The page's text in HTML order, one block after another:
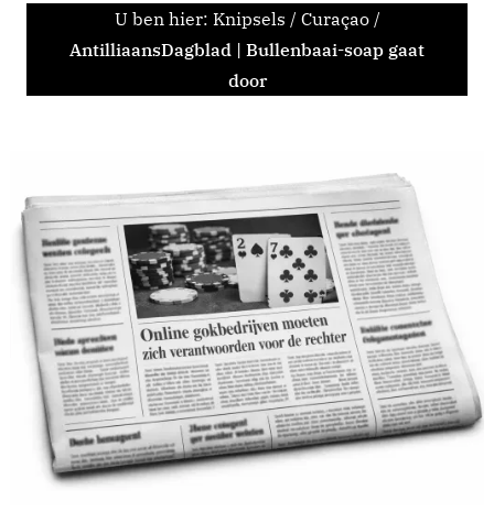
U ben hier: Knipsels / Curaçao /
AntilliaansDagblad | Bullenbaai-soap gaat
door